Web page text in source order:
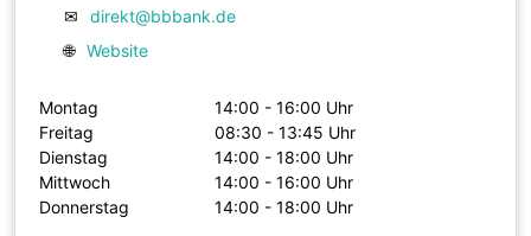
✉
direkt@bbbank.de
🌐 Website
Montag
14:00 - 16:00 Uhr
Freitag
08:30 - 13:45 Uhr
Dienstag
14:00 - 18:00 Uhr
Mittwoch
14:00 - 16:00 Uhr
Donnerstag
14:00 - 18:00 Uhr